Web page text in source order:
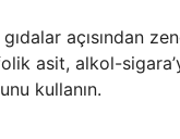
açısından
asit, alkol-
kullanın.